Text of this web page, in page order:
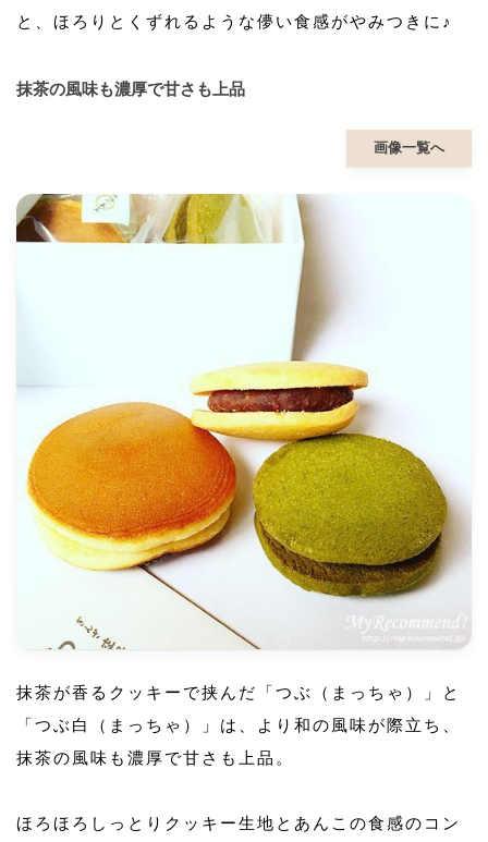
と、ほろりとくずれるような儚い食感がやみつきに♪
抹茶の風味も濃厚で甘さも上品
画像一覧へ
抹茶が香るクッキーで挟んだ「つぶ（まっちゃ）」と
「つぶ白（まっちゃ）」は、より和の風味が際立ち、
抹茶の風味も濃厚で甘さも上品。
ほろほろしっとりクッキー生地とあんこの食感のコン